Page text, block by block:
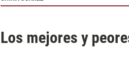
Los mejores y